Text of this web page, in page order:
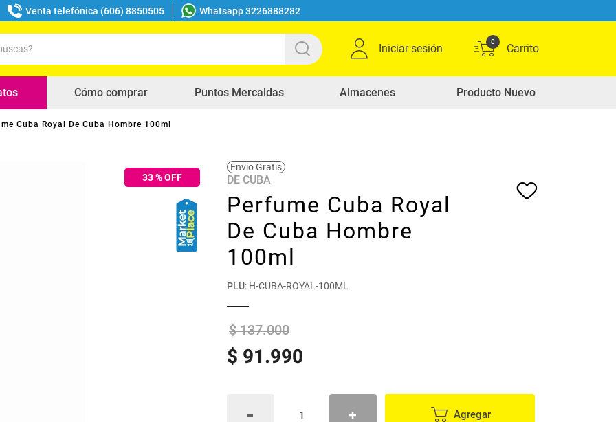
Venta telefónica (606) 8850505 Whatsapp 3226888282
Iniciar sesión
0
Cómo comprar Puntos Mercaldas Almacenes Producto Nuevo
Cuba Royal De Cuba Hombre 100ml
33% OFF
Envio Gratis
DE CUBA
Perfume Cuba Royal
De Cuba Hombre
100ml
PLU: H-CUBA-ROYAL-100ML
$ 137.000
$ 91.990
Agregar
buscados